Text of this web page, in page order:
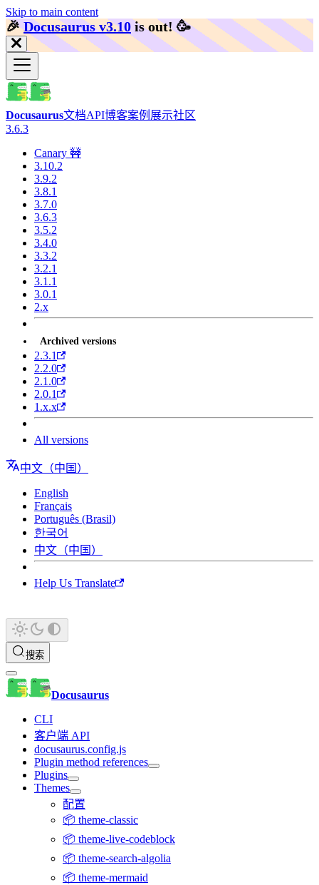
Skip to main content
🎉️Docusaurus v3.10 is out! 🥳️
Docusaurus文档API博客案例展示社区
3.6.3
Canary 🚧
3.10.2
3.9.2
3.8.1
3.7.0
3.6.3
3.5.2
3.4.0
3.3.2
3.2.1
3.1.1
3.0.1
2.x
Archived versions
2.3.1
2.2.0
2.1.0
2.0.1
1.x.x
All versions
中文（中国）
English
Français
Português (Brasil)
한국어
中文（中国）
Help Us Translate
搜索
Docusaurus
CLI
客户端 API
docusaurus.config.js
Plugin method references
Plugins
Themes
配置
📦 theme-classic
📦 theme-live-codeblock
📦 theme-search-algolia
📦 theme-mermaid